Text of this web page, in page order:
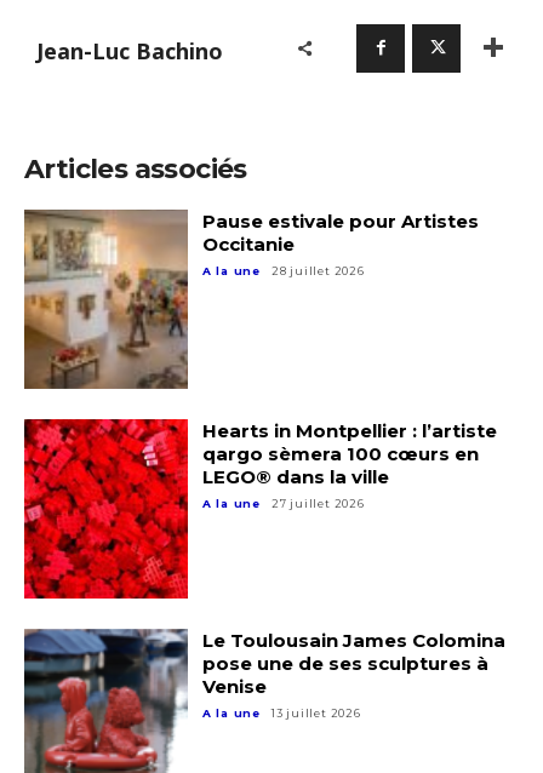
Statut / Organisation
* Champ obligatoire
Prénom
Statut / Organisation
J'accepte lestermes et conditions
Jean-Luc Bachino
Articles associés
Pause estivale pour Artistes
Occitanie
A la une 28 juillet 2026
Hearts in Montpellier : l’artiste
qargo sèmera 100 cœurs en
LEGO® dans la ville
A la une 27 juillet 2026
Le Toulousain James Colomina
pose une de ses sculptures à
Venise
A la une 13 juillet 2026